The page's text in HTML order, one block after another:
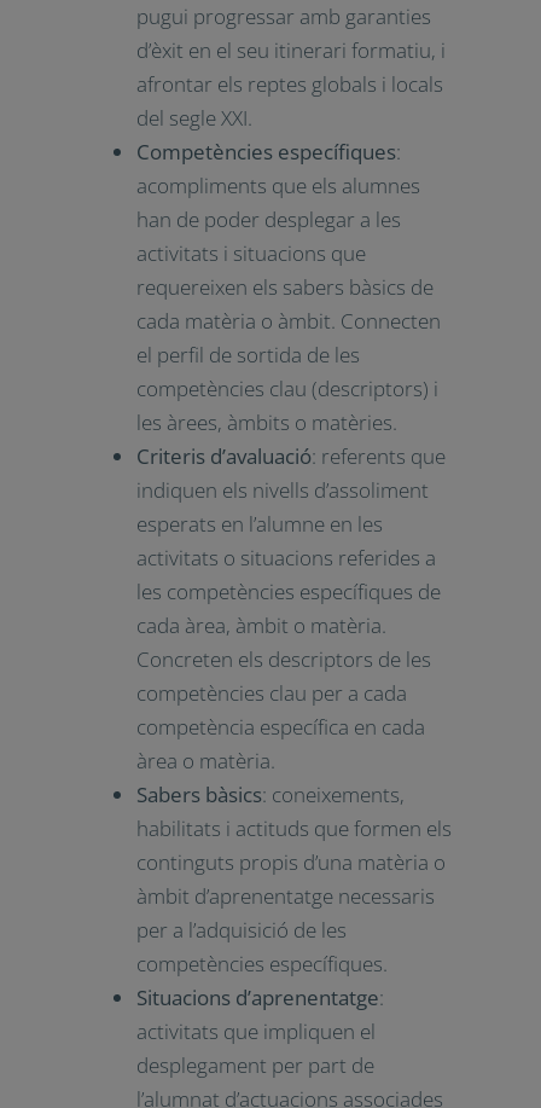
d’avaluació. Hi ha sis elements que cal
distingir i relacionar:
Objectius: assoliments, vinculats
a les competències clau, que
s’espera que l’alumne
aconsegueixi en finalitzar l’etapa.
Competències clau:
acompliments que es
consideren imprescindibles
perquè l’alumne pugui
progressar amb garanties d’èxit
en el seu itinerari formatiu, i
afrontar els reptes globals i
locals del segle XXI.
Competències específiques
acompliments que els alumnes
han de poder desplegar a les
activitats i situacions que
requereixen els sabers bàsics de
cada matèria o àmbit.
Connecten el perfil de sortida de
les competències clau
(descriptors) i les àrees, àmbits o
matèries.
Criteris d’avaluació: referents
que indiquen els nivells
d’assoliment esperats en
l’alumne en les activitats o
situacions referides a les
competències específiques de
cada àrea, àmbit o matèria.
Concreten els descriptors de les